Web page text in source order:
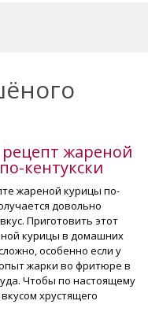
жареной
кентукски
жареной курицы по-
довольно
Приготовить этот
курицы в домашних
особенно если у
жарки во фритюре в
Чтобы по настоящему
хрустящего